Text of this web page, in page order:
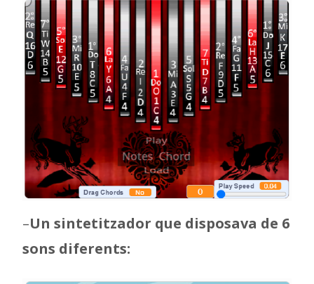
–Un sintetitzador que disposava de 6
sons diferents: